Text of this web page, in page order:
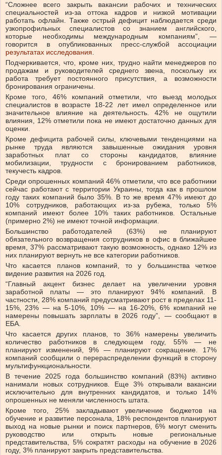
“Сложнее всего закрыть вакансии рабочих и технических
специальностей из-за оттока кадров и низкой мотивации
работать офлайн. Также острый дефицит наблюдается среди
узкопрофильных специалистов со знанием английского,
которые необходимы международным компаниям”, —
говорится в опубликованных пресс-службой ассоциации
результатах исследования.
Подчеркивается, что, кроме них, трудно найти менеджеров по
продажам и руководителей среднего звена, поскольку их
работа требует постоянного присутствия, а возможности
бронирования ограничены.
Кроме того, 46% компаний отметили, что выезд молодых
специалистов в возрасте 18-22 лет имел определенное или
значительное влияние на деятельность. 42% не ощутили
влияния, 12% отметили пока не имеют достаточно данных для
оценки.
Кроме дефицита рабочей силы, ключевыми тенденциями на
рынке труда являются завышенные ожидания уровня
заработных плат со стороны кандидатов, влияние
мобилизации, трудности с бронированием работников,
текучесть кадров.
Среди опрошенных компаний 46% отметили, что все работники
сейчас работают с территории Украины, тогда как в прошлом
году таких компаний было 35%. В то же время 47% имеют до
10% сотрудников, работающих из-за рубежа, только 5%
компаний имеют более 10% таких работников. Остальные
(примерно 2%) не имеют точной информации.
Большинство работодателей (63%) не планируют
обязательного возвращения сотрудников в офис в ближайшее
время, 37% рассматривают такую возможность, однако 12% из
них планируют вернуть не все категории работников.
Что касается планов компаний, то у большинства четкое
видение развития на 2026 год.
“Главный акцент бизнес делает на увеличении уровня
заработной платы — это планируют 94% компаний. В
частности, 28% компаний предусматривают рост в пределах 11-
15%, 23% — на 5-10%, 10% — на 16-20%, 6% компаний не
намерены повышать зарплаты в 2026 году”, — сообщают в
ЕБА.
Что касается других планов, то 36% намерены увеличить
количество работников в следующем году, 55% — не
планируют изменений, 9% — планируют сокращение. 17%
компаний сообщили о перераспределении функций в сторону
мультифункциональности.
В течение 2025 года большинство компаний (83%) активно
нанимали новых сотрудников. Еще 3% открывали вакансии
исключительно для внутренних кандидатов, и только 14%
опрошенных не меняли численность штата.
Кроме того, 25% закладывают увеличение бюджетов на
обучение и развитие персонала, 18% респондентов планируют
выход на новые рынки и поиск партнеров, 6% могут сменить
руководство или открыть новые региональные
представительства, 5% сократят расходы на обучение в 2026
году, 3% планируют закрыть представительства.